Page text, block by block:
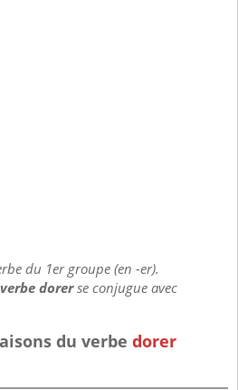
du 1er groupe (en -er).
verbe dorerse conjugue avec
du verbe dorer